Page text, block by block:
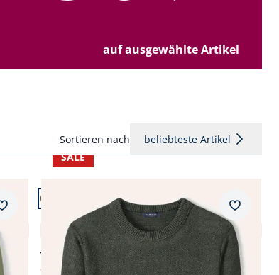
auf ausgewählte Artikel
Sortieren nach beliebteste Artikel
Merkzettel
Artikel 4 von 24.
SALE
Premium Leinen-Pullover
4,3 (4)
ab € 169,99
ab € 99,99 (-41%)